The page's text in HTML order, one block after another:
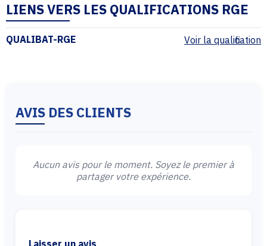
LIENS VERS LES QUALIFICATIONS RGE
QUALIBAT-RGE Voir la qualification
AVIS DES CLIENTS
Aucun avis pour le moment. Soyez le premier à
partager votre expérience.
Laisser un avis